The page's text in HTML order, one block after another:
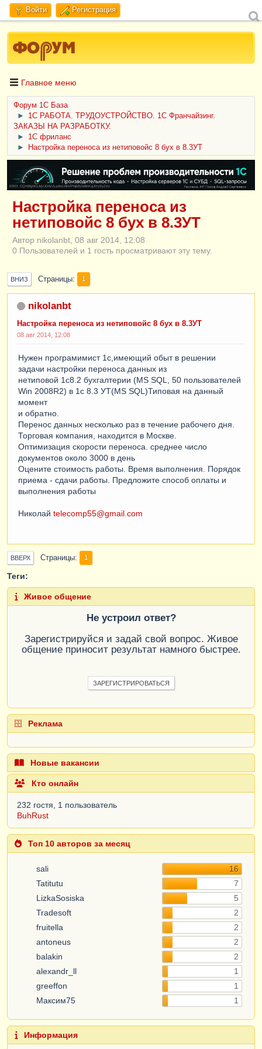
Войти Регистрация
Главное меню
Форум 1C База
►
1С РАБОТА. ТРУДОУСТРОЙСТВО. 1С Франчайзинг.
ЗАКАЗЫ НА РАЗРАБОТКУ.
►
1С фриланс
►
Настройка переноса из нетиповойс 8 бух в 8.3УТ
ERID: CQH36pWzJqVJD4xVLsnhcU4hVPNjkBZe8KKxjJiYySyZAz
Настройка переноса из
нетиповойс 8 бух в 8.3УТ
Автор nikolanbt, 08 авг 2014, 12:08
0 Пользователей и 1 гость просматривают эту тему.
ВНИЗ Страницы 1
nikolanbt
Настройка переноса из нетиповойс 8 бух в 8.3УТ
08 авг 2014, 12:08
Нужен програмимист 1с,имеющий обыт в решении
задачи настройки переноса данных из
нетиповой 1с8.2 бухгалтерии (MS SQL, 50 пользователей
Win 2008R2) в 1с 8.3 УТ(MS SQL)Типовая на данный
момент
и обратно.
Перенос данных несколько раз в течение рабочего дня.
Торговая компания, находится в Москве.
Оптимизация скорости переноса. среднее число
документов около 3000 в день
Оцените стоимость работы. Время выполнения. Порядок
приема - сдачи работы. Предложите способ оплаты и
выполнения работы
Николай telecomp55@gmail.com
ВВЕРХ Страницы 1
Теги:
Живое общение
Не устроил ответ?
Зарегистрируйся и задай свой вопрос. Живое
общение приносит результат намного быстрее.
ЗАРЕГИСТРИРОВАТЬСЯ
Реклама
Новые вакансии
Кто онлайн
232 гостя, 1 пользователь
BuhRust
Топ 10 авторов за месяц
sali
16
Tatitutu
7
LizkaSosiska
5
Tradesoft
2
fruitella
2
antoneus
2
balakin
2
alexandr_ll
1
greeffon
1
Максим75
1
Информация